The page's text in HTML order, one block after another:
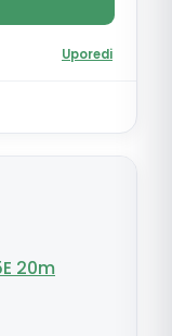
Uporedi